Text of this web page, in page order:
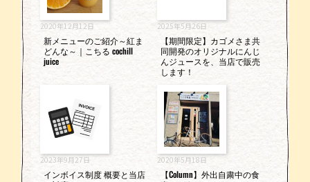
2020年12月12日
新メニューのご紹介～紅ま
どんな～｜こちる cochill
juice
2025年5月26日
【期間限定】カゴメさま共
同開発のオリジナルにんじ
んジュースを、当店で販売
します！
2023年9月27日
インボイス制度 概要と当店
2020年5月18日
【Column】外出自粛中の食